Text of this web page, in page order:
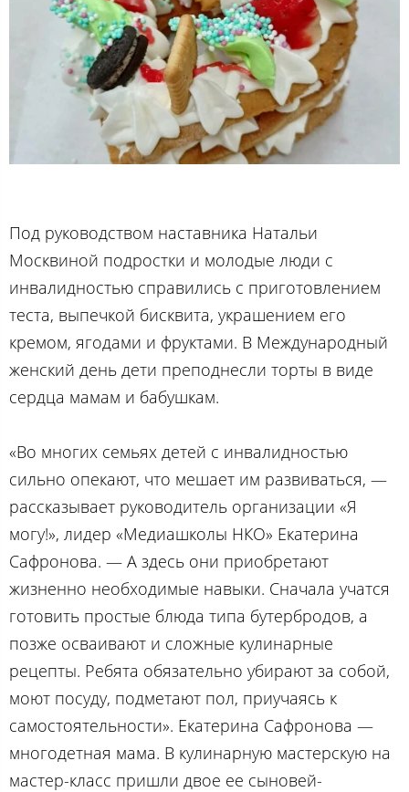
Под руководством наставника Натальи
Москвиной подростки и молодые люди с
инвалидностью справились с приготовлением
теста, выпечкой бисквита, украшением его
кремом, ягодами и фруктами. В Международный
женский день дети преподнесли торты в виде
сердца мамам и бабушкам.
«Во многих семьях детей с инвалидностью
сильно опекают, что мешает им развиваться, —
рассказывает руководитель организации «Я
могу!», лидер «Медиашколы НКО» Екатерина
Сафронова. — А здесь они приобретают
жизненно необходимые навыки. Сначала учатся
готовить простые блюда типа бутербродов, а
позже осваивают и сложные кулинарные
рецепты. Ребята обязательно убирают за собой,
моют посуду, подметают пол, приучаясь к
самостоятельности». Екатерина Сафронова —
многодетная мама. В кулинарную мастерскую на
мастер-класс пришли двое ее сыновей-